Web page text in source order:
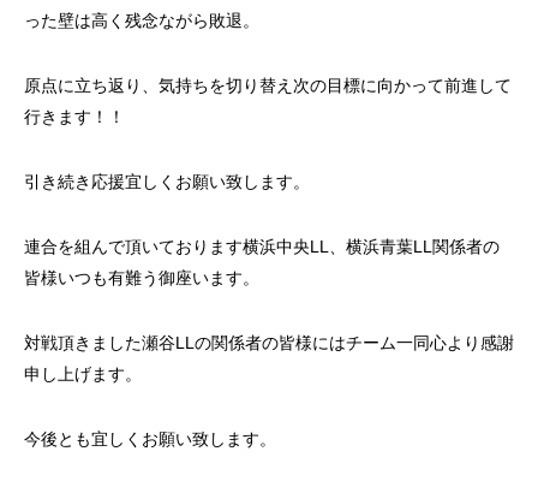
った壁は高く残念ながら敗退。
原点に立ち返り、気持ちを切り替え次の目標に向かって前進して
行きます！！
引き続き応援宜しくお願い致します。
連合を組んで頂いております横浜中央LL、横浜青葉LL関係者の
皆様いつも有難う御座います。
対戦頂きました瀬谷LLの関係者の皆様にはチーム一同心より感謝
申し上げます。
今後とも宜しくお願い致します。